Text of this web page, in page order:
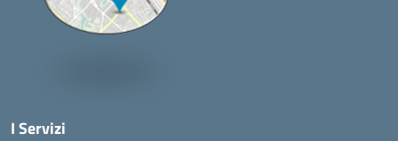
I Servizi